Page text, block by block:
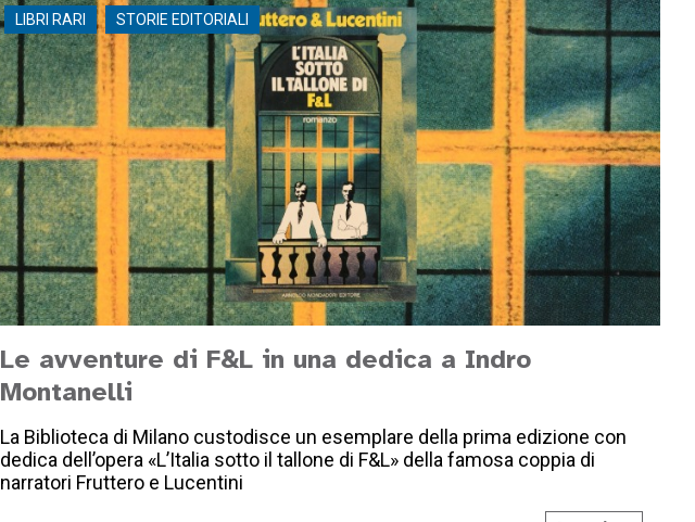
LIBRI RARI STORIE EDITORIALI
Le avventure di F&L in una dedica a Indro
Montanelli
La Biblioteca di Milano custodisce un esemplare della prima edizione con
dedica dell’opera «L’Italia sotto il tallone di F&L» della famosa coppia di
narratori Fruttero e Lucentini